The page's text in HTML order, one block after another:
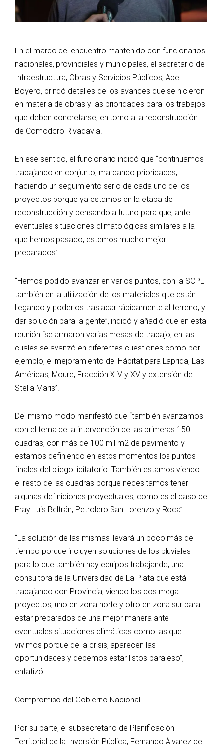
En el marco del encuentro mantenido con funcionarios
nacionales, provinciales y municipales, el secretario de
Infraestructura, Obras y Servicios Públicos, Abel
Boyero, brindó detalles de los avances que se hicieron
en materia de obras y las prioridades para los trabajos
que deben concretarse, en torno a la reconstrucción
de Comodoro Rivadavia.
En ese sentido, el funcionario indicó que “continuamos
trabajando en conjunto, marcando prioridades,
haciendo un seguimiento serio de cada uno de los
proyectos porque ya estamos en la etapa de
reconstrucción y pensando a futuro para que, ante
eventuales situaciones climatológicas similares a la
que hemos pasado, estemos mucho mejor
preparados”.
“Hemos podido avanzar en varios puntos, con la SCPL
también en la utilización de los materiales que están
llegando y poderlos trasladar rápidamente al terreno, y
dar solución para la gente”, indicó y añadió que en esta
reunión “se armaron varias mesas de trabajo, en las
cuales se avanzó en diferentes cuestiones como por
ejemplo, el mejoramiento del Hábitat para Laprida, Las
Américas, Moure, Fracción XIV y XV y extensión de
Stella Maris”.
Del mismo modo manifestó que “también avanzamos
con el tema de la intervención de las primeras 150
cuadras, con más de 100 mil m2 de pavimento y
estamos definiendo en estos momentos los puntos
finales del pliego licitatorio. También estamos viendo
el resto de las cuadras porque necesitamos tener
algunas definiciones proyectuales, como es el caso de
Fray Luis Beltrán, Petrolero San Lorenzo y Roca”.
“La solución de las mismas llevará un poco más de
tiempo porque incluyen soluciones de los pluviales
para lo que también hay equipos trabajando, una
consultora de la Universidad de La Plata que está
trabajando con Provincia, viendo los dos mega
proyectos, uno en zona norte y otro en zona sur para
estar preparados de una mejor manera ante
eventuales situaciones climáticas como las que
vivimos porque de la crisis, aparecen las
oportunidades y debemos estar listos para eso”,
enfatizó.
Compromiso del Gobierno Nacional
Por su parte, el subsecretario de Planificación
Territorial de la Inversión Pública, Fernando Álvarez de